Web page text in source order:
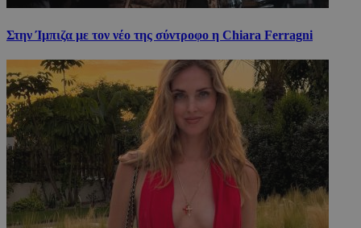
Στην Ίμπιζα με τον νέο της σύντροφο η Chiara Ferragni